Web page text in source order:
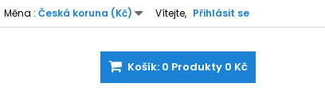
Vítejte, Přihlásit se
Měna : Česká koruna (Kč)
Košík: 0 Produkty 0 Kč